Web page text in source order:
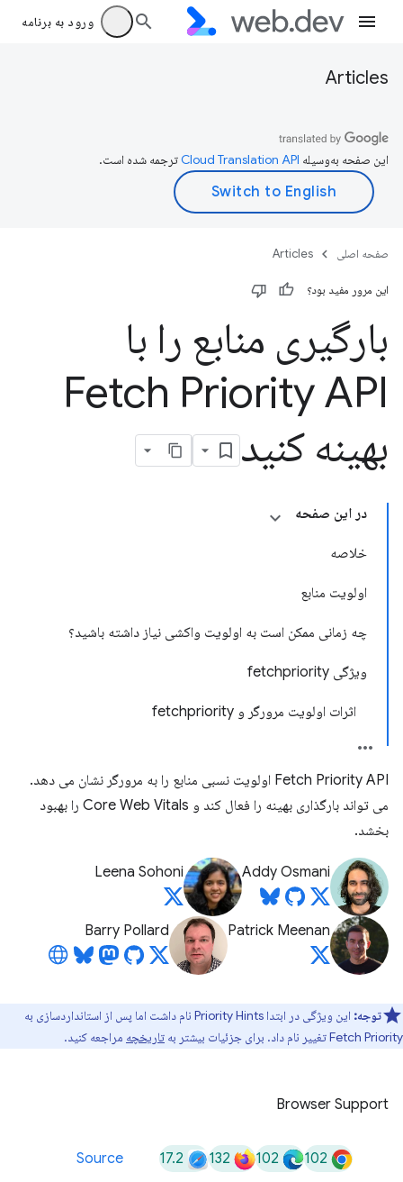
ورود به برنامه
Articles
این صفحه به‌وسیله ترجمه شده است.
صفحه اصلی Articles
این مرور مفید بود؟
بارگیری منابع را با
Fetch Priority API
بهینه کنید
در این صفحه
خلاصه
اولویت منابع
چه زمانی ممکن است به اولویت واکشی نیاز داشته باشید؟
ویژگی fetchpriority
اثرات اولویت مرورگر و fetchpriority
Fetch Priority API اولویت نسبی منابع را به مرورگر نشان می دهد.
می تواند بارگذاری بهینه را فعال کند و Core Web Vitals را بهبود
بخشد.
Addy Osmani
Leena Sohoni
Patrick Meenan
Barry Pollard
توجه:
این ویژگی در ابتدا Priority Hints نام داشت اما پس از استانداردسازی به
Fetch Priority تغییر نام داد. برای جزئیات بیشتر به
تاریخچه مراجعه کنید.
Browser Support
102
102
132
17.2
Source